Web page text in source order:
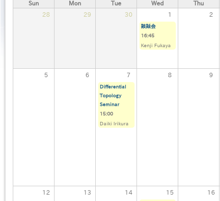
語］
Sun Mon Tue Wed
Thu
28
29 30 1 2
談話会
16:45
Kenji Fukaya
5 6 7 8 9
Differential
Topology
Seminar
15:00
Daiki Irikura
12 13 14 15 16